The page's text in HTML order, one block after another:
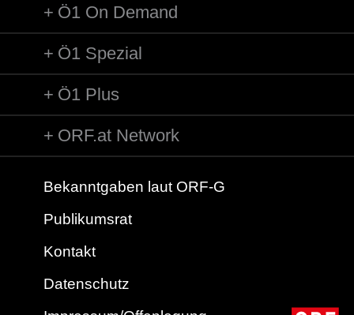
Ö1 On Demand
Ö1 Spezial
Ö1 Plus
ORF.at Network
Bekanntgaben laut ORF-G
Publikumsrat
Kontakt
Datenschutz